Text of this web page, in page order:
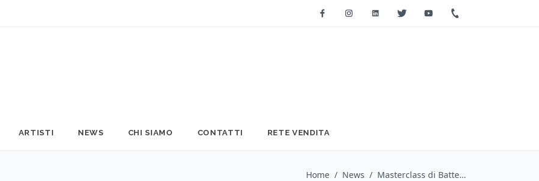
FacebookInstagramLinkedinTwitter Youtube
ARTISTI NEWS CHI SIAMO CONTATTI RETE VENDITA
Home / News / Masterclass di Batteria